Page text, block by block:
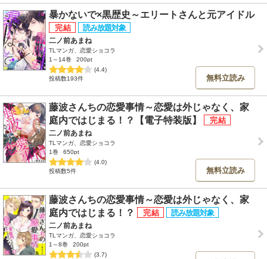
暴かないで×黒歴史～エリートさんと元アイドル
二ノ前あまね
TLマンガ、恋愛ショコラ
1～14巻
200pt
(4.4)
投稿数193件
無料立読み
藤波さんちの恋愛事情～恋愛は外じゃなく、家
庭内ではじまる！？【電子特装版】
二ノ前あまね
TLマンガ、恋愛ショコラ
1巻
650pt
(4.0)
投稿数5件
無料立読み
藤波さんちの恋愛事情～恋愛は外じゃなく、家
庭内ではじまる！？
二ノ前あまね
TLマンガ、恋愛ショコラ
1～8巻
200pt
(3.7)